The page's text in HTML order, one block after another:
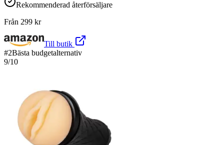
Rekommenderad återförsäljare
Från 299 kr
Till butik
#2Bästa budgetalternativ
9/10